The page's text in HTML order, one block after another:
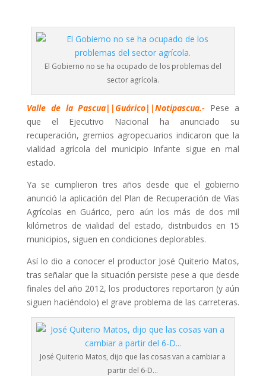
El Gobierno no se ha ocupado de los problemas del
sector agrícola.
Valle de la Pascua||Guárico||Notipascua.- Pese a
que el Ejecutivo Nacional ha anunciado su
recuperación, gremios agropecuarios indicaron que la
vialidad agrícola del municipio Infante sigue en mal
estado.
Ya se cumplieron tres años desde que el gobierno
anunció la aplicación del Plan de Recuperación de Vías
Agrícolas en Guárico, pero aún los más de dos mil
kilómetros de vialidad del estado, distribuidos en 15
municipios, siguen en condiciones deplorables.
Así lo dio a conocer el productor José Quiterio Matos,
tras señalar que la situación persiste pese a que desde
finales del año 2012, los productores reportaron (y aún
siguen haciéndolo) el grave problema de las carreteras.
José Quiterio Matos, dijo que las cosas van a cambiar a
partir del 6-D…